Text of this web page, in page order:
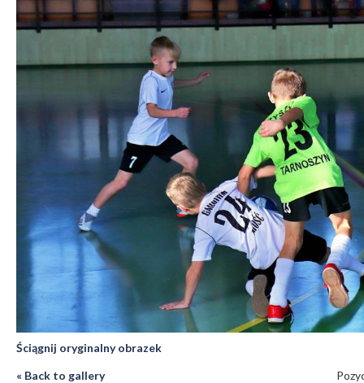
Ściągnij oryginalny obrazek
« Back to gallery